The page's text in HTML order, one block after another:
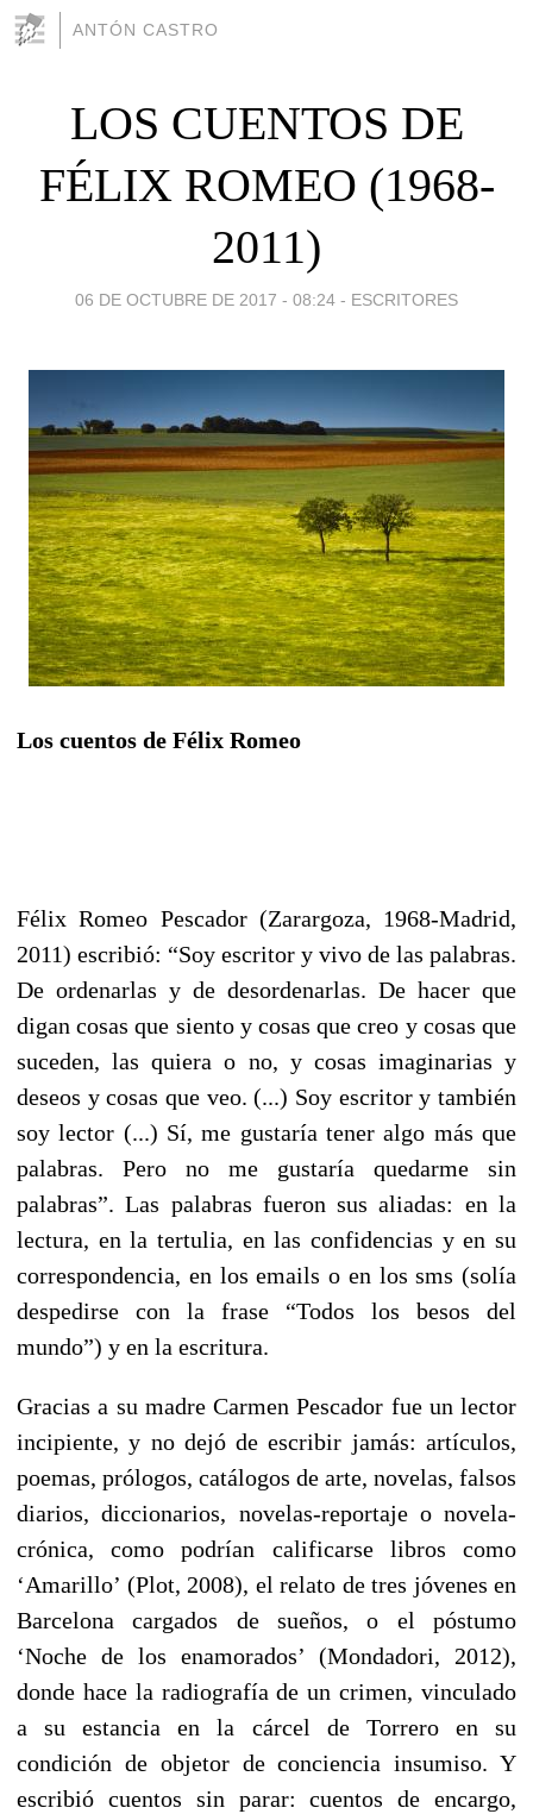
ANTÓN CASTRO
LOS CUENTOS DE
FÉLIX ROMEO (1968-
2011)
06 DE OCTUBRE DE 2017 - 08:24 - ESCRITORES
Los cuentos de Félix Romeo
Félix Romeo Pescador (Zarargoza, 1968-Madrid,
2011) escribió: “Soy escritor y vivo de las palabras.
De ordenarlas y de desordenarlas. De hacer que
digan cosas que siento y cosas que creo y cosas que
suceden, las quiera o no, y cosas imaginarias y
deseos y cosas que veo. (...) Soy escritor y también
soy lector (...) Sí, me gustaría tener algo más que
palabras. Pero no me gustaría quedarme sin
palabras”. Las palabras fueron sus aliadas: en la
lectura, en la tertulia, en las confidencias y en su
correspondencia, en los emails o en los sms (solía
despedirse con la frase “Todos los besos del
mundo”) y en la escritura.
Gracias a su madre Carmen Pescador fue un lector
incipiente, y no dejó de escribir jamás: artículos,
poemas, prólogos, catálogos de arte, novelas, falsos
diarios, diccionarios, novelas-reportaje o novela-
crónica, como podrían calificarse libros como
‘Amarillo’ (Plot, 2008), el relato de tres jóvenes en
Barcelona cargados de sueños, o el póstumo
‘Noche de los enamorados’ (Mondadori, 2012),
donde hace la radiografía de un crimen, vinculado
a su estancia en la cárcel de Torrero en su
condición de objetor de conciencia insumiso. Y
escribió cuentos sin parar: cuentos de encargo,